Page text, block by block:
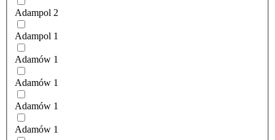
Adampol 2
Adampol 1
Adamów 1
Adamów 1
Adamów 1
Adamów 1